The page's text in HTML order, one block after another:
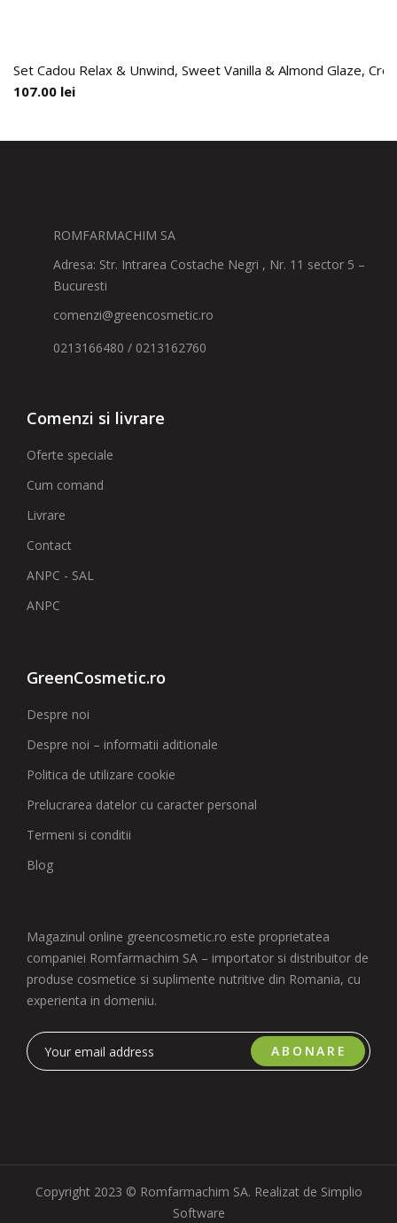
Set Cadou Relax & Unwind, Sweet Vanilla & Almond Glaze,
107.00 lei
ROMFARMACHIM SA
Adresa: Str. Intrarea Costache Negri , Nr. 11 sector 5 –
Bucuresti
comenzi@greencosmetic.ro
0213166480 / 0213162760
Comenzi si livrare
Oferte speciale
Cum comand
Livrare
Contact
ANPC - SAL
ANPC
GreenCosmetic.ro
Despre noi
Despre noi – informatii aditionale
Politica de utilizare cookie
Prelucrarea datelor cu caracter personal
Termeni si conditii
Blog
Magazinul online greencosmetic.ro este proprietatea
companiei Romfarmachim SA – importator si distribuitor de
produse cosmetice si suplimente nutritive din Romania, cu
experienta in domeniu.
ABONARE
Copyright 2023 © Romfarmachim SA. Realizat de Simplio
Software